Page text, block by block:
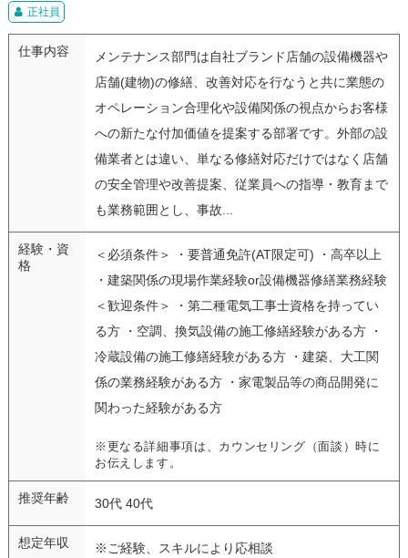
正社員
仕事内容
メンテナンス部門は自社ブランド店舗の設備機器や
店舗(建物)の修繕、改善対応を行なうと共に業態の
オペレーション合理化や設備関係の視点からお客様
への新たな付加価値を提案する部署です。外部の設
備業者とは違い、単なる修繕対応だけではなく店舗
の安全管理や改善提案、従業員への指導・教育まで
も業務範囲とし、事故...
経験・資
格
＜必須条件＞ ・要普通免許(AT限定可) ・高卒以上
・建築関係の現場作業経験or設備機器修繕業務経験
＜歓迎条件＞ ・第二種電気工事士資格を持ってい
る方 ・空調、換気設備の施工修繕経験がある方 ・
冷蔵設備の施工修繕経験がある方 ・建築、大工関
係の業務経験がある方 ・家電製品等の商品開発に
関わった経験がある方
※更なる詳細事項は、カウンセリング（面談）時に
お伝えします。
推奨年齢 30代 40代
想定年収 ※ご経験、スキルにより応相談